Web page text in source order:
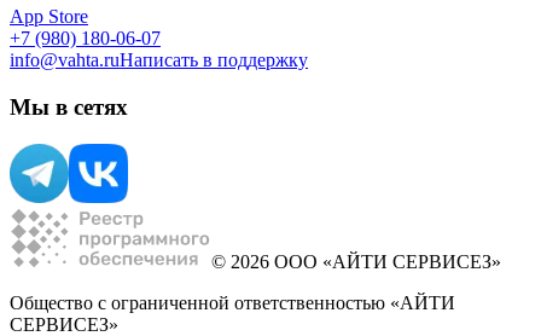
App Store
+7 (980) 180-06-07
info@vahta.ruНаписать в поддержку
Мы в сетях
© 2026 ООО «АЙТИ СЕРВИСЕЗ»
Общество с ограниченной ответственностью «АЙТИ
СЕРВИСЕЗ»